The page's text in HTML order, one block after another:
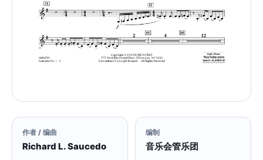
作者 / 编曲
Richard L. Saucedo
编制
音乐会管乐团